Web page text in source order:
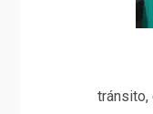
tránsito,